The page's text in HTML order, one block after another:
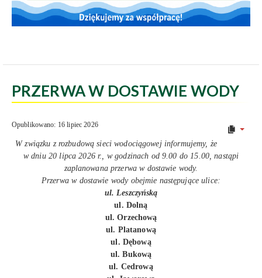
PRZERWA W DOSTAWIE WODY
Opublikowano: 16 lipiec 2026
W związku z rozbudową sieci wodociągowej informujemy, że
w dniu 20 lipca 2026 r., w godzinach od 9.00 do 15.00, nastąpi
zaplanowana przerwa w dostawie wody.
Przerwa w dostawie wody obejmie następujące ulice:
ul. Leszczyńską
ul. Dolną
ul. Orzechową
ul. Platanową
ul. Dębową
ul. Bukową
ul. Cedrową